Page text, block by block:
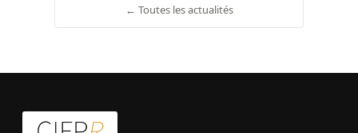
← Toutes les actualités